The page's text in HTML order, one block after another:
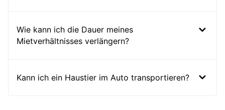
Wie kann ich die Dauer meines
Mietverhältnisses verlängern?
Kann ich ein Haustier im Auto transportieren?